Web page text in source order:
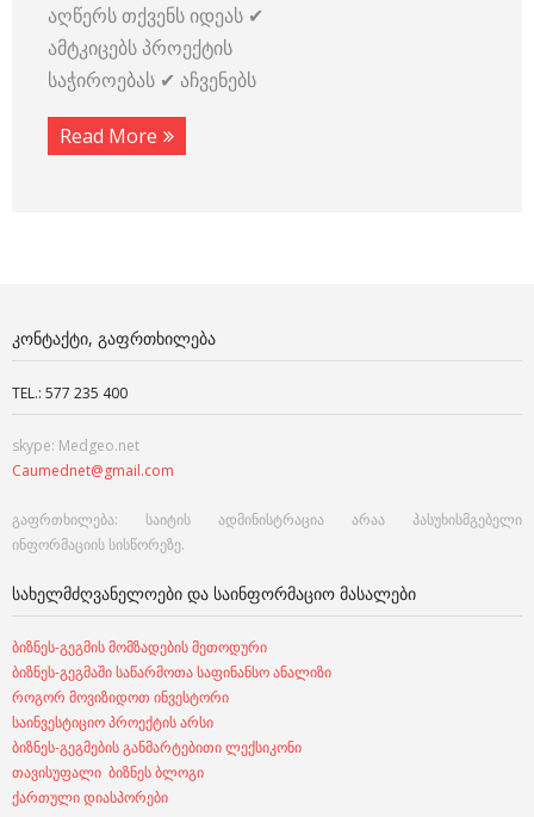
აღწერს თქვენს იდეას ✔
ამტკიცებს პროექტის
საჭიროებას ✔ აჩვენებს
Read More
ᲙᲝᲜᲢᲐᲥᲢᲘ, ᲒᲐᲤᲠᲗᲮᲘᲚᲔᲑᲐ
TEL.: 577 235 400
skype: Medgeo.net
Caumednet@gmail.com
გაფრთხილება: საიტის ადმინისტრაცია არაა პასუხისმგებელი
ინფორმაციის სისწორეზე.
ᲡᲐᲮᲔᲚᲛᲫᲦᲕᲐᲜᲔᲚᲝᲔᲑᲘ ᲓᲐ ᲡᲐᲘᲜᲤᲝᲠᲛᲐᲪᲘᲝ ᲛᲐᲡᲐᲚᲔᲑᲘ
ბიზნეს-გეგმის მომზადების მეთოდური
ბიზნეს-გეგმაში საწარმოთა საფინანსო ანალიზი
როგორ მოვიზიდოთ ინვესტორი
საინვესტიციო პროექტის არსი
ბიზნეს-გეგმების განმარტებითი ლექსიკონი
თავისუფალი ბიზნეს ბლოგი
ქართული დიასპორები